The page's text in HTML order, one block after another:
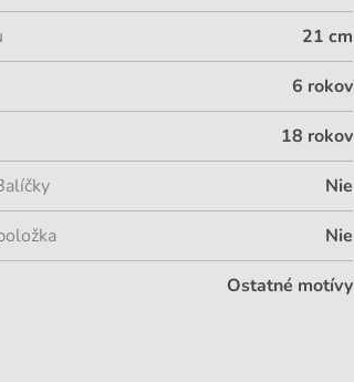
21 cm
6 rokov
18 rokov
Nie
Nie
Ostatné motívy